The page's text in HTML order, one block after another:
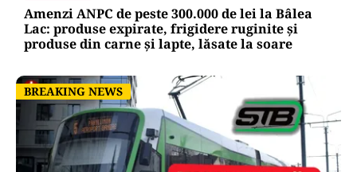
Amenzi ANPC de peste 300.000 de lei la Bâlea
Lac: produse expirate, frigidere ruginite și
produse din carne și lapte, lăsate la soare
BREAKING NEWS
BREAKING NEWS